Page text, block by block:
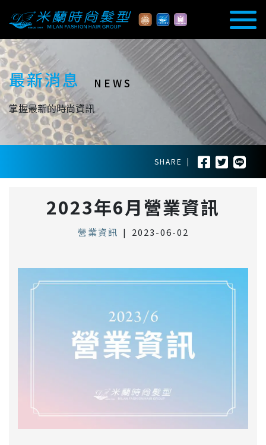
最新消息 NEWS
掌握最新的時尚資訊
SHARE |
2023年6月營業資訊
營業資訊 | 2023-06-02